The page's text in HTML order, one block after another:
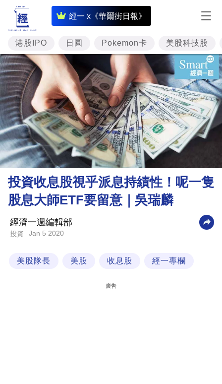
經一 x《華爾街日報》
即
時
財
經
專
題
投
資
樓
市
理
財
商
業
科
港股IPO 日圓 Pokemon卡 美股科技股
投資收息股視乎派息持績性！呢一隻
股息大師ETF要留意｜吳瑞麟
經濟一週編輯部
投資 Jan 5 2020
美股隊長 美股 收息股 經一專欄
廣告